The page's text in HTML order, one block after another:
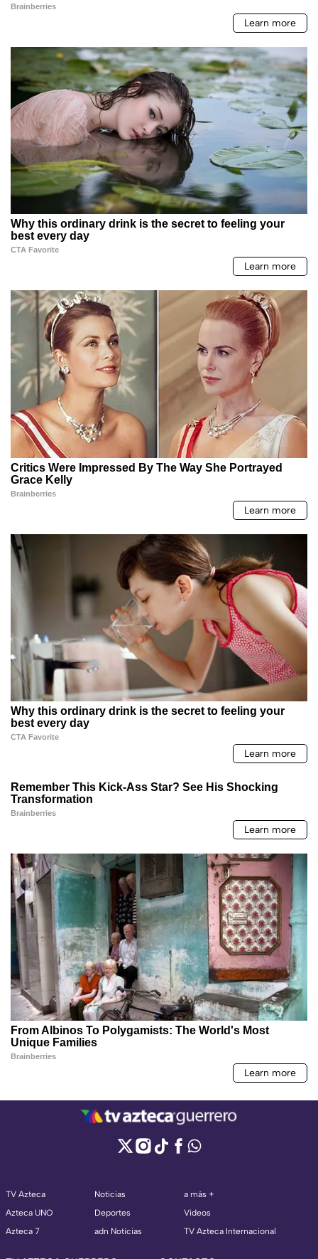
TV Azteca
Azteca UNO
Azteca 7
Noticias
Deportes
adn Noticias
a más +
Videos
TV Azteca Internacional